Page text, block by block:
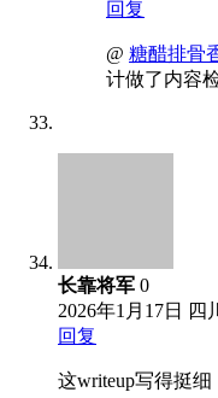
回复
@ 糖醋排骨
计做了内容检
长靠将军 0
2026年1月17日
四
回复
这writeup写得挺细